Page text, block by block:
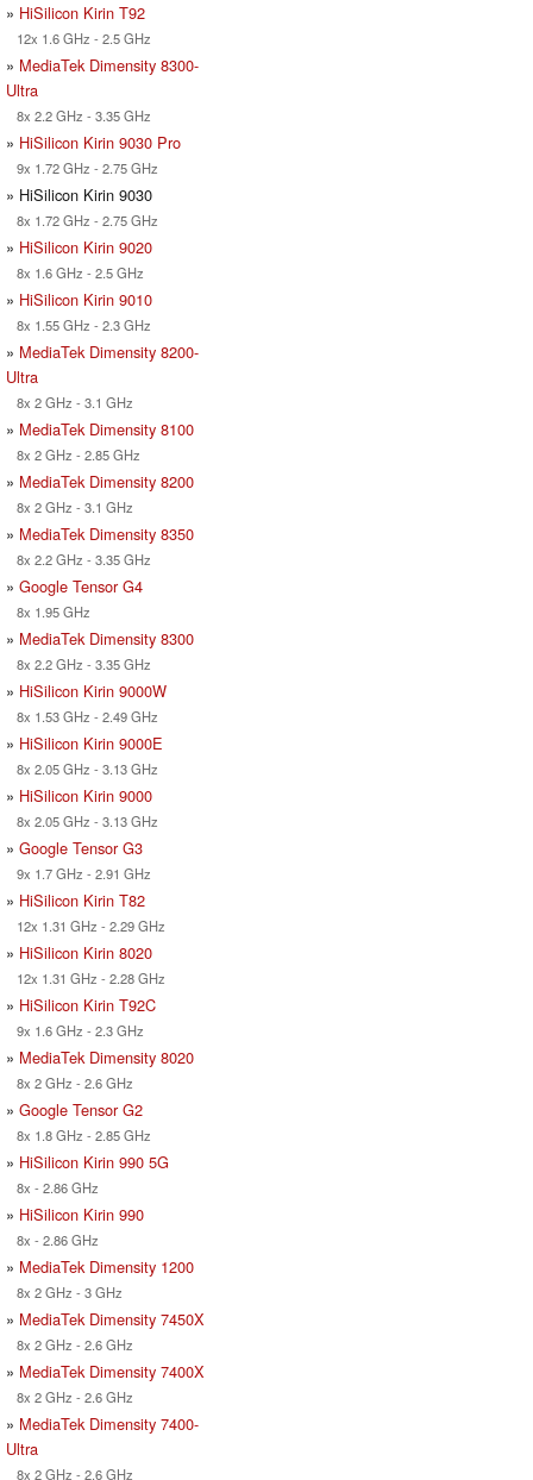
» HiSilicon Kirin T92
12x 1.6 GHz - 2.5 GHz
» MediaTek Dimensity 8300-
Ultra
8x 2.2 GHz - 3.35 GHz
» HiSilicon Kirin 9030 Pro
9x 1.72 GHz - 2.75 GHz
» HiSilicon Kirin 9030
8x 1.72 GHz - 2.75 GHz
» HiSilicon Kirin 9020
8x 1.6 GHz - 2.5 GHz
» HiSilicon Kirin 9010
8x 1.55 GHz - 2.3 GHz
» MediaTek Dimensity 8200-
Ultra
8x 2 GHz - 3.1 GHz
» MediaTek Dimensity 8100
8x 2 GHz - 2.85 GHz
» MediaTek Dimensity 8200
8x 2 GHz - 3.1 GHz
» MediaTek Dimensity 8350
8x 2.2 GHz - 3.35 GHz
» Google Tensor G4
8x 1.95 GHz
» MediaTek Dimensity 8300
8x 2.2 GHz - 3.35 GHz
» HiSilicon Kirin 9000W
8x 1.53 GHz - 2.49 GHz
» HiSilicon Kirin 9000E
8x 2.05 GHz - 3.13 GHz
» HiSilicon Kirin 9000
8x 2.05 GHz - 3.13 GHz
» Google Tensor G3
9x 1.7 GHz - 2.91 GHz
» HiSilicon Kirin T82
12x 1.31 GHz - 2.29 GHz
» HiSilicon Kirin 8020
12x 1.31 GHz - 2.28 GHz
» HiSilicon Kirin T92C
9x 1.6 GHz - 2.3 GHz
» MediaTek Dimensity 8020
8x 2 GHz - 2.6 GHz
» Google Tensor G2
8x 1.8 GHz - 2.85 GHz
» HiSilicon Kirin 990 5G
8x - 2.86 GHz
» HiSilicon Kirin 990
8x - 2.86 GHz
» MediaTek Dimensity 1200
8x 2 GHz - 3 GHz
» MediaTek Dimensity 7450X
8x 2 GHz - 2.6 GHz
» MediaTek Dimensity 7400X
8x 2 GHz - 2.6 GHz
» MediaTek Dimensity 7400-
Ultra
8x 2 GHz - 2.6 GHz